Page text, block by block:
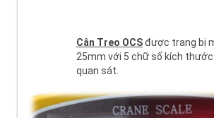
Cân Treo OCSđược trang bị
25mm với 5 chữ số kích
quan sát.